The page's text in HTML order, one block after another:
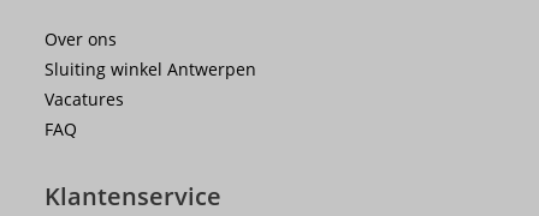
Over ons
Sluiting winkel Antwerpen
Vacatures
FAQ
Klantenservice